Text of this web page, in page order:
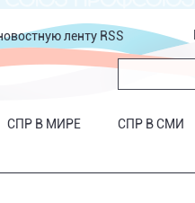
ленту RSS
СПР В МИРЕ СПР В СМИ